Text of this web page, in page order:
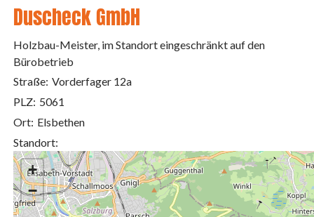
Duscheck GmbH
Holzbau-Meister, im Standort eingeschränkt auf den
Bürobetrieb
Straße: Vorderfager 12a
PLZ: 5061
Ort: Elsbethen
Standort:
+
−